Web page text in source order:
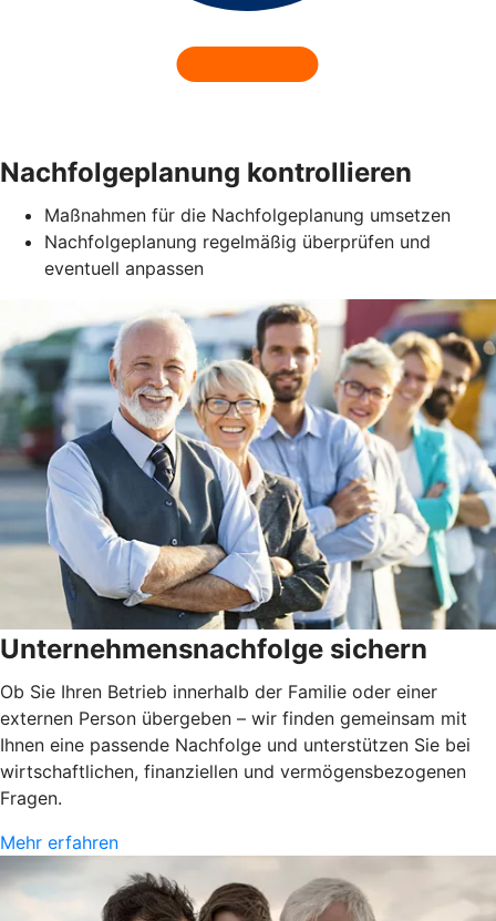
Nachfolgeplanung kontrollieren
Maßnahmen für die Nachfolgeplanung umsetzen
Nachfolgeplanung regelmäßig überprüfen und
eventuell anpassen
Unternehmensnachfolge sichern
Ob Sie Ihren Betrieb innerhalb der Familie oder einer
externen Person übergeben – wir finden gemeinsam mit
Ihnen eine passende Nachfolge und unterstützen Sie bei
wirtschaftlichen, finanziellen und vermögensbezogenen
Fragen.
Mehr erfahren